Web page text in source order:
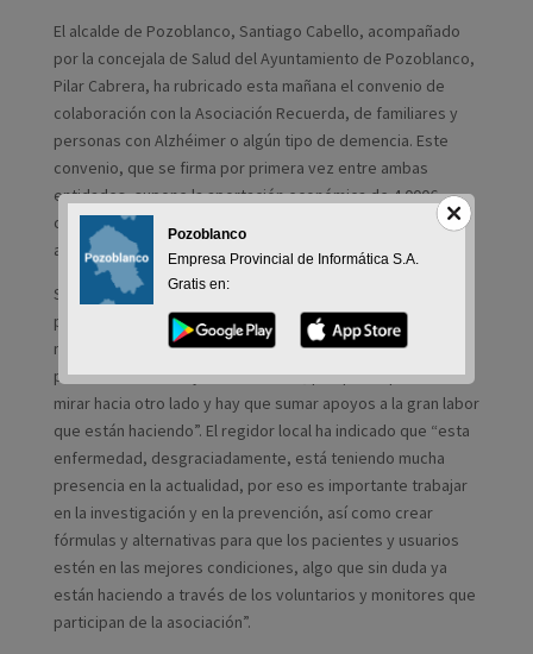
El alcalde de Pozoblanco, Santiago Cabello, acompañado
por la concejala de Salud del Ayuntamiento de Pozoblanco,
Pilar Cabrera, ha rubricado esta mañana el convenio de
colaboración con la Asociación Recuerda, de familiares y
personas con Alzhéimer o algún tipo de demencia. Este
convenio, que se firma por primera vez entre ambas
entidades, supone la aportación económica de 4.000€
como apoyo a la labor diaria que los profesionales de la
asociación realizan con sus usuarios.
Santiago Cabello ha destacado que “este convenio,
pionero con la Asociación Recuerda, significa dar un paso
más en favor de las personas que necesitan atención por
padecer Alzhéimer y sus familiares, porque no podemos
mirar hacia otro lado y hay que sumar apoyos a la gran labor
que están haciendo”. El regidor local ha indicado que “esta
enfermedad, desgraciadamente, está teniendo mucha
presencia en la actualidad, por eso es importante trabajar
en la investigación y en la prevención, así como crear
fórmulas y alternativas para que los pacientes y usuarios
estén en las mejores condiciones, algo que sin duda ya
están haciendo a través de los voluntarios y monitores que
participan de la asociación”.
Pozoblanco
Empresa Provincial de Informática S.A.
Gratis en: